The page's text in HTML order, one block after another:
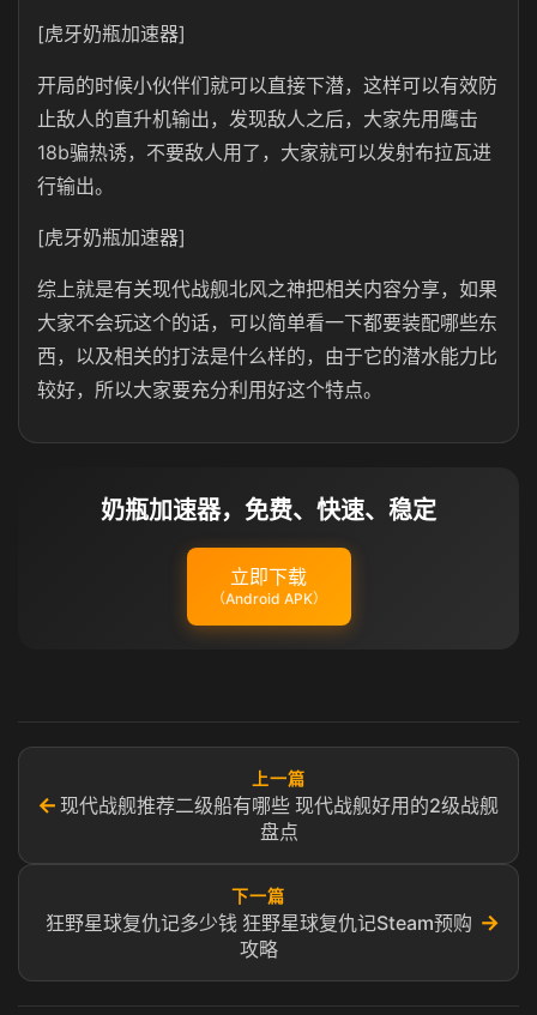
[虎牙奶瓶加速器]
开局的时候小伙伴们就可以直接下潜，这样可以有效防
止敌人的直升机输出，发现敌人之后，大家先用鹰击
18b骗热诱，不要敌人用了，大家就可以发射布拉瓦进
行输出。
[虎牙奶瓶加速器]
综上就是有关现代战舰北风之神把相关内容分享，如果
大家不会玩这个的话，可以简单看一下都要装配哪些东
西，以及相关的打法是什么样的，由于它的潜水能力比
较好，所以大家要充分利用好这个特点。
奶瓶加速器，免费、快速、稳定
立即下载
（Android APK）
←
上一篇
现代战舰推荐二级船有哪些​ 现代战舰好用的2级战舰
盘点
下一篇
狂野星球复仇记多少钱 狂野星球复仇记Steam预购
攻略
→